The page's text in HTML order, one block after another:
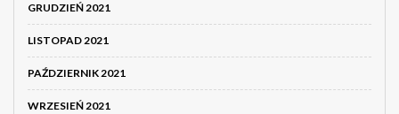
GRUDZIEŃ 2021
LISTOPAD 2021
PAŹDZIERNIK 2021
WRZESIEŃ 2021